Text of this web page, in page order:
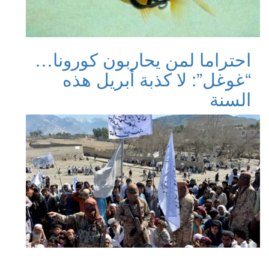
احتراما لمن يحاربون كورونا…
“غوغل”: لا كذبة أبريل هذه
السنة